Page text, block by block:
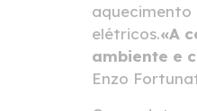
aquecimento
elétricos.«A
ambiente e
Enzo